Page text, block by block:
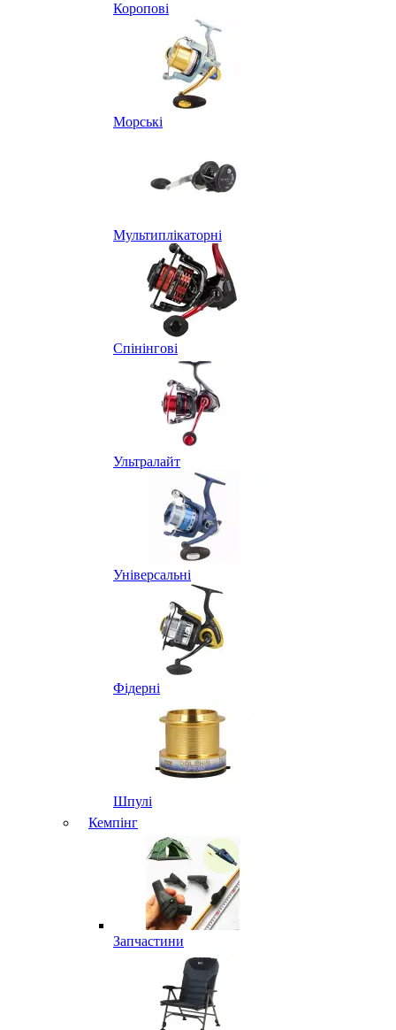
Коропові
Морські
Мультиплікаторні
Спінінгові
Ультралайт
Універсальні
Фідерні
Шпулі
Кемпінг
Запчастини